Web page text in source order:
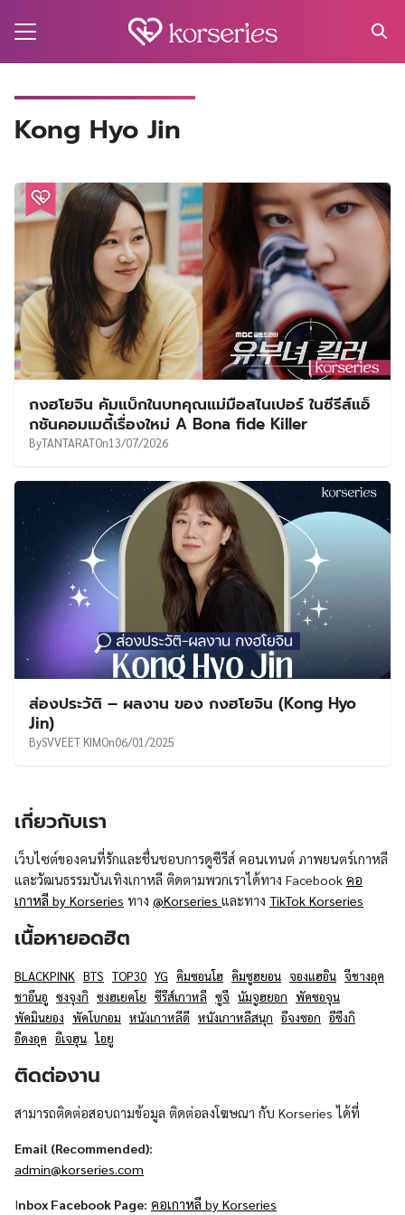
Kong Hyo Jin
กงฮโยจิน คัมแบ็กในบทคุณแม่มือสไนเปอร์ ในซีรีส์แอ็
กชันคอมเมดี้เรื่องใหม่ A Bona fide Killer
ByTANTARATOn13/07/2026
ส่องประวัติ – ผลงาน ของ กงฮโยจิน (Kong Hyo
Jin)
BySVVEET KIMOn06/01/2025
เกี่ยวกับเรา
เว็บไซต์ของคนที่รักและชื่นชอบการดูซีรีส์ คอนเทนต์ ภาพยนตร์เกาหลี
และวัฒนธรรมบันเทิงเกาหลี ติดตามพวกเราได้ทาง Facebook คอ
เกาหลี by Korseries ทาง @Korseries และทาง TikTok Korseries
เนื้อหายอดฮิต
BLACKPINK BTS TOP30 YG คิมซอนโฮ คิมซูฮยอน จองแฮอิน จีชางอุค
ชาอึนอู ซงจุงกิ ซงฮเยคโย ซีรีส์เกาหลี ซูจี นัมจูฮยอก พัคซอจุน
พัคมินยอง พัคโบกอม หนังเกาหลีดี หนังเกาหลีสนุก อีจงซอก อีซึงกิ
อีดงอุค อีเจฮุน ไอยู
ติดต่องาน
สามารถติดต่อสอบถามข้อมูล ติดต่อลงโฆษณา กับ Korseries ได้ที่
Email (Recommended):
admin@korseries.com
Inbox Facebook Page: คอเกาหลี by Korseries